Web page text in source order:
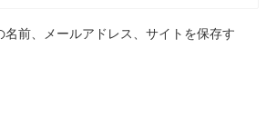
前、メールアドレス、サイトを保存す